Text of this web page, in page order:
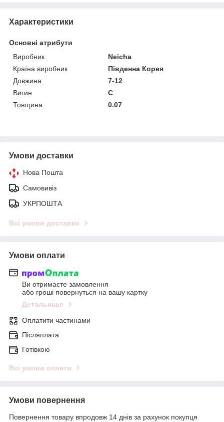
Характеристики
Основні атрибути
Виробник
Neicha
Країна виробник
Південна Корея
Довжина
7-12
Вигин
C
Товщина
0.07
Умови доставки
Нова Пошта
Самовивіз
УКРПОШТА
Всі умови доставки
Умови оплати
Ви отримаєте замовлення
або гроші повернуться на вашу картку
Детальніше
Оплатити частинами
Післяплата
Готівкою
Всі умови оплати
Умови повернення
Повернення товару впродовж 14 днів за рахунок покупця